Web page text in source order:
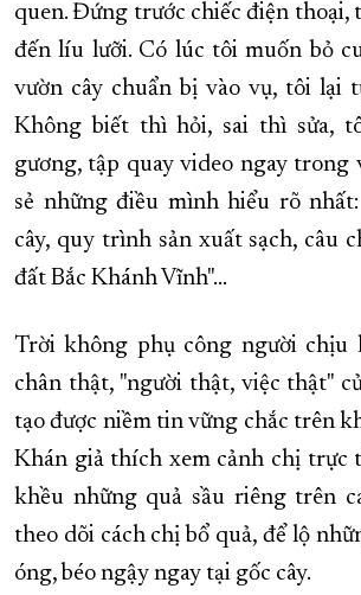
quen. Đứng trước chiếc điện thoại,
đến líu lưỡi. Có lúc tôi muốn bỏ
vườn cây chuẩn bị vào vụ, tôi lại
Không biết thì hỏi, sai thì sửa,
gương, tập quay video ngay trong
sẻ những điều mình hiểu rõ nhất:
cây, quy trình sản xuất sạch, câu
đất Bắc Khánh Vĩnh"...
Trời không phụ công người chịu
chân thật, "người thật, việc thật"
tạo được niềm tin vững chắc trên
Khán giả thích xem cảnh chị trực
khều những quả sầu riêng trên
theo dõi cách chị bổ quả, để lộ
óng, béo ngậy ngay tại gốc cây.